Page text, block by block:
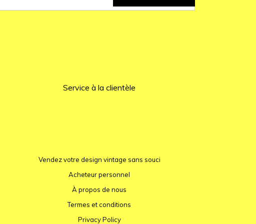
Service à la clientèle
Vendez votre design vintage sans souci
Acheteur personnel
À propos de nous
Termes et conditions
Privacy Policy